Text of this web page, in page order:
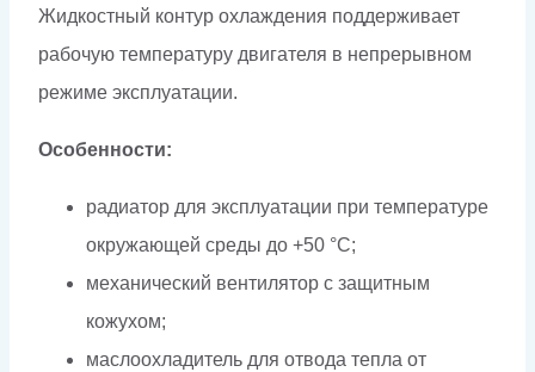
Жидкостный контур охлаждения поддерживает
рабочую температуру двигателя в непрерывном
режиме эксплуатации.
Особенности:
радиатор для эксплуатации при температуре
окружающей среды до +50 °C;
механический вентилятор с защитным
кожухом;
маслоохладитель для отвода тепла от